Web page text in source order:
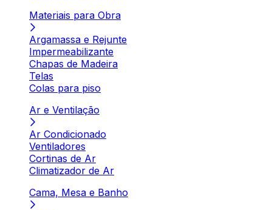
Materiais para Obra
Argamassa e Rejunte
Impermeabilizante
Chapas de Madeira
Telas
Colas para piso
Ar e Ventilação
Ar Condicionado
Ventiladores
Cortinas de Ar
Climatizador de Ar
Cama, Mesa e Banho